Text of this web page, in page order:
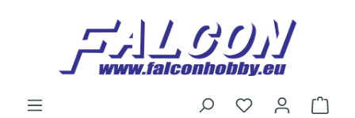
Zum Hauptinhalt springen
Du hast 0